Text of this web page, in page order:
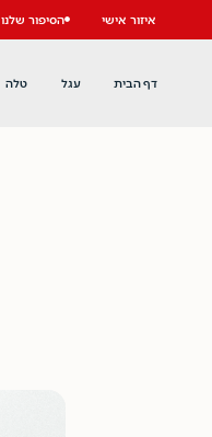
איזור אישי הסיפור שלנו
דף הבית עגל טלה